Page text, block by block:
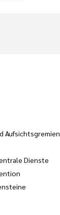
Aufsichtsgremien
Dienste